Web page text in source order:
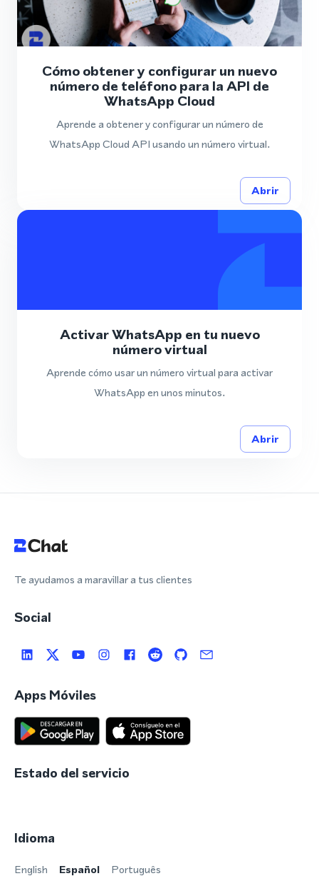
Cómo obtener y configurar un nuevo
número de teléfono para la API de
WhatsApp Cloud
Aprende a obtener y configurar un número de
WhatsApp Cloud API usando un número virtual.
Abrir
Activar WhatsApp en tu nuevo
número virtual
Aprende cómo usar un número virtual para activar
WhatsApp en unos minutos.
Abrir
Te ayudamos a maravillar a tus clientes
Social
Apps Móviles
Estado del servicio
Idioma
English Español Português